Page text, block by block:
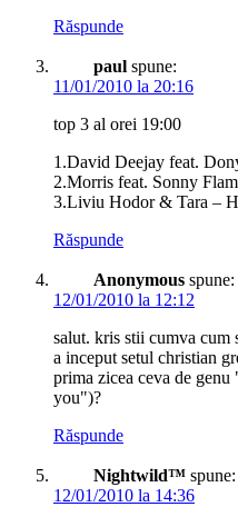
Răspunde
paul spune:
11/01/2010 la 20:16
top 3 al orei 19:00
1.David Deejay feat.
2.Morris feat. Sonny
3.Liviu Hodor & Tara –
Răspunde
Anonymous spune:
12/01/2010 la 12:12
salut. kris stii cumva cum
a inceput setul christian
prima zicea ceva de
you")?
Răspunde
Nightwild™ spune:
12/01/2010 la 14:36